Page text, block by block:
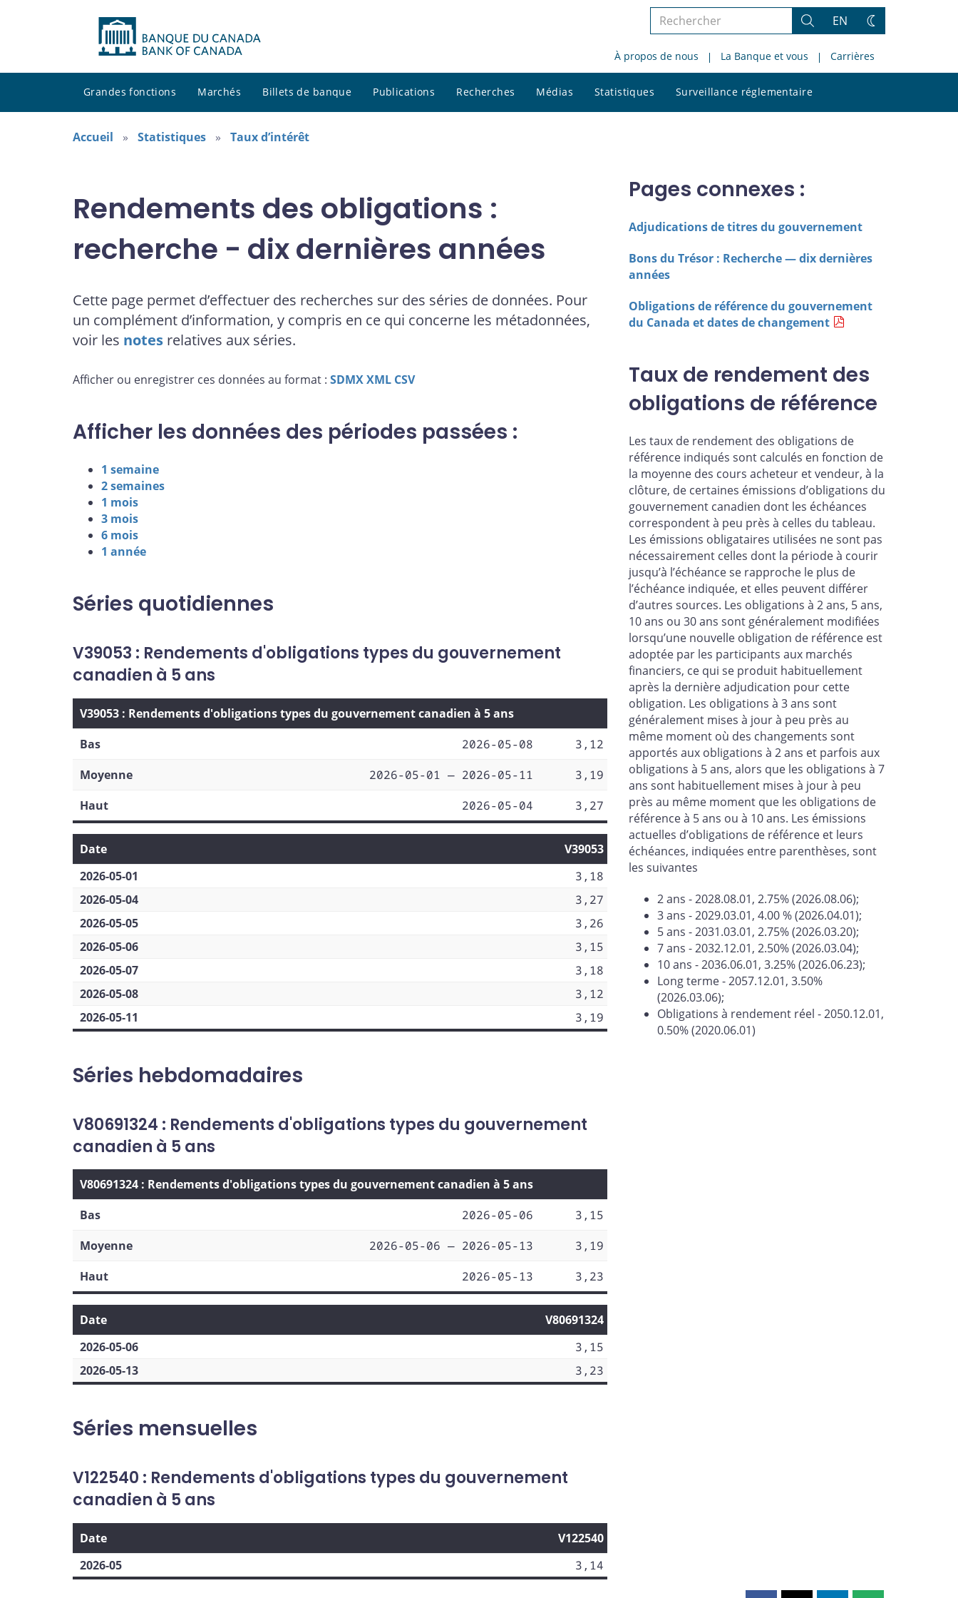
Rechercher
le
site
Rechercher
EN
Changez
thème
À propos de nous La Banque et vous Carrières
Grandes fonctions Marchés Billets de banque Publications Recherches Médias Statistiques Surveillance réglementaire
le
Accueil Statistiques Taux d’intérêt
Rendements des obligations :
recherche - dix dernières années
Cette page permet d’effectuer des recherches sur des séries de données. Pour
un complément d’information, y compris en ce qui concerne les métadonnées,
voir les notes relatives aux séries.
Afficher ou enregistrer ces données au format : SDMXXML CSV
Afficher les données des périodes passées :
1 semaine
2 semaines
1 mois
3 mois
6 mois
1 année
Séries quotidiennes
V39053 : Rendements d'obligations types du gouvernement
canadien à 5 ans
V39053 : Rendements d'obligations types du gouvernement canadien à 5 ans
Bas
2026-05-08
3,12
Moyenne
2026-05-01 — 2026-05-11
3,19
Haut
2026-05-04 3,27
Date
V39053
2026-05-01
3,18
2026-05-04
3,27
2026-05-05
3,26
2026-05-06
3,15
2026-05-07
3,18
2026-05-08
3,12
2026-05-11
3,19
Séries hebdomadaires
V80691324 : Rendements d'obligations types du gouvernement
canadien à 5 ans
V80691324 : Rendements d'obligations types du gouvernement canadien à 5 ans
Bas
2026-05-06
3,15
Moyenne
2026-05-06 — 2026-05-13
3,19
Haut
2026-05-13 3,23
Date
V80691324
2026-05-06
3,15
2026-05-13
3,23
Séries mensuelles
V122540 : Rendements d'obligations types du gouvernement
canadien à 5 ans
Date
V122540
2026-05
3,14
Pages connexes :
Adjudications de titres du gouvernement
Bons du Trésor : Recherche — dix dernières
années
Obligations de référence du gouvernement
du Canada et dates de changement
Taux de rendement des
obligations de référence
Les taux de rendement des obligations de
référence indiqués sont calculés en fonction de
la moyenne des cours acheteur et vendeur, à la
clôture, de certaines émissions d’obligations du
gouvernement canadien dont les échéances
correspondent à peu près à celles du tableau.
Les émissions obligataires utilisées ne sont pas
nécessairement celles dont la période à courir
jusqu’à l’échéance se rapproche le plus de
l’échéance indiquée, et elles peuvent différer
d’autres sources. Les obligations à 2 ans, 5 ans,
10 ans ou 30 ans sont généralement modifiées
lorsqu’une nouvelle obligation de référence est
adoptée par les participants aux marchés
financiers, ce qui se produit habituellement
après la dernière adjudication pour cette
obligation. Les obligations à 3 ans sont
généralement mises à jour à peu près au
même moment où des changements sont
apportés aux obligations à 2 ans et parfois aux
obligations à 5 ans, alors que les obligations à 7
ans sont habituellement mises à jour à peu
près au même moment que les obligations de
référence à 5 ans ou à 10 ans. Les émissions
actuelles d’obligations de référence et leurs
échéances, indiquées entre parenthèses, sont
les suivantes
2 ans - 2028.08.01, 2.75% (2026.08.06);
3 ans - 2029.03.01, 4.00 % (2026.04.01);
5 ans - 2031.03.01, 2.75% (2026.03.20);
7 ans - 2032.12.01, 2.50% (2026.03.04);
10 ans - 2036.06.01, 3.25% (2026.06.23);
Long terme - 2057.12.01, 3.50%
(2026.03.06);
Obligations à rendement réel - 2050.12.01,
0.50% (2020.06.01)